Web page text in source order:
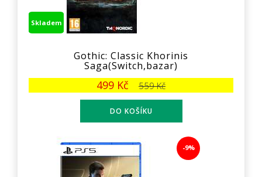
Skladem
Gothic: Classic Khorinis
Saga(Switch,bazar)
499 Kč 559 Kč
-9%